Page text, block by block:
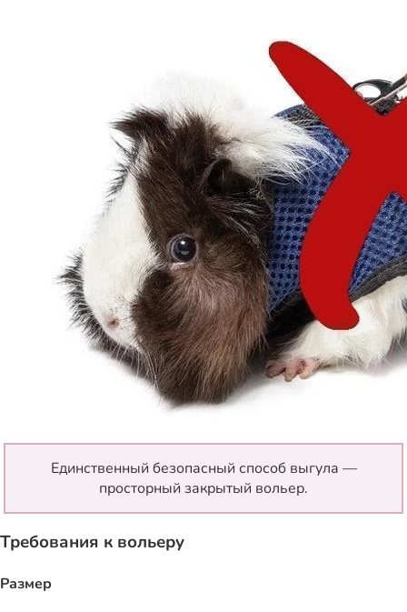
Единственный безопасный способ выгула —
просторный закрытый вольер.
Требования к вольеру
Размер